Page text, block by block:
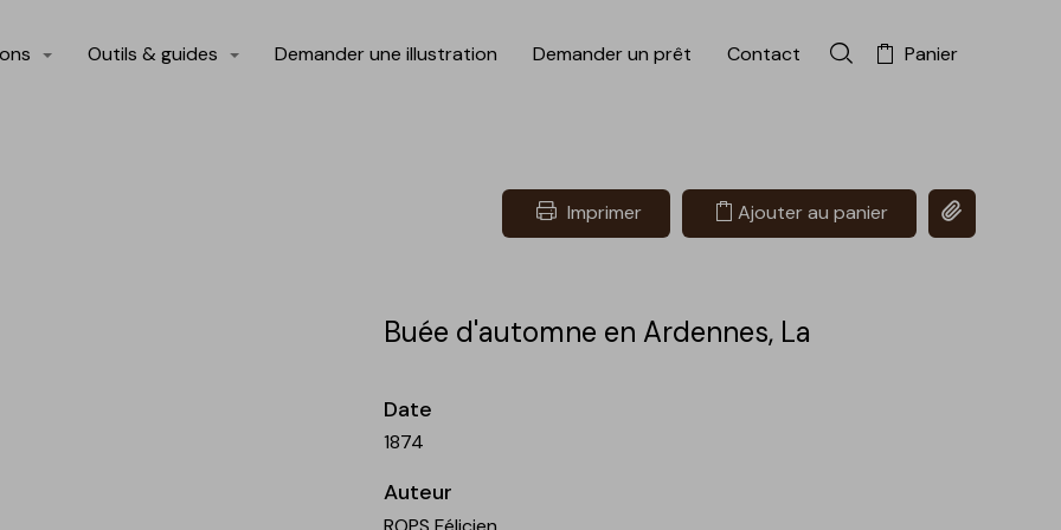
Outils & guides Demander une illustration Demander un prêt Contact Rechercher dans la
Panier
Imprimer Ajouter au panier Copier le lien
Buée d'automne en Ardennes, La
Date
1874
Auteur